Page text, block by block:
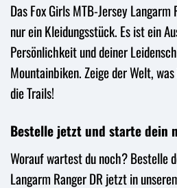
Das Fox Girls MTB-Jersey
nur ein Kleidungsstück. Es ist ein
Persönlichkeit und deiner
Mountainbiken. Zeige der Welt,
die Trails!
Bestelle jetzt und starte dein
Worauf wartest du noch? Bestelle
Langarm Ranger DR jetzt in